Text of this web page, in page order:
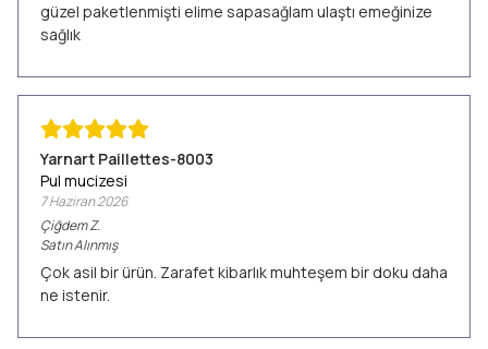
güzel paketlenmişti elime sapasağlam ulaştı emeğinize
sağlık
Yarnart Paillettes-8003
Pul mucizesi
7 Haziran 2026
ÇiğdemZ.
Satın Alınmış
Çok asil bir ürün. Zarafet kibarlık muhteşem bir doku daha
ne istenir.